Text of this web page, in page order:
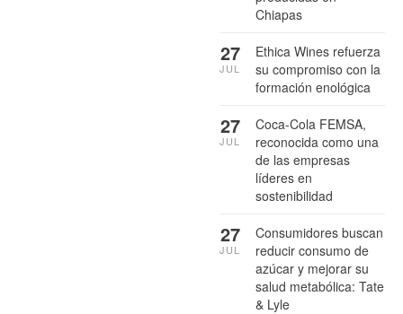
Chiapas
Ethica Wines refuerza
su compromiso con la
formación enológica
27
JUL
Coca-Cola FEMSA,
reconocida como una
de las empresas
líderes en
sostenibilidad
27
JUL
Consumidores buscan
reducir consumo de
azúcar y mejorar su
salud metabólica: Tate
& Lyle
27
JUL